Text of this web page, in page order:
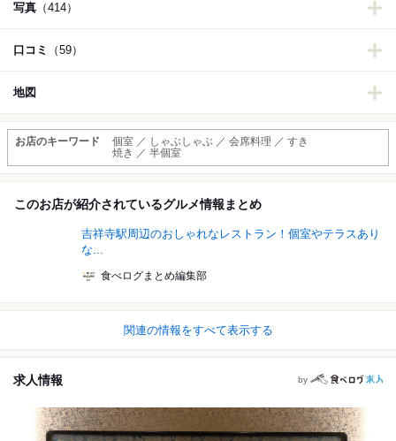
写真 （414）
口コミ （59）
地図
お店のキーワード
個室 ／ しゃぶしゃぶ ／ 会席料理 ／ すき
焼き ／ 半個室
このお店が紹介されているグルメ情報まとめ
吉祥寺駅周辺のおしゃれなレストラン！個室やテラスあり
な...
食べログまとめ編集部
関連の情報をすべて表示する
求人情報 by